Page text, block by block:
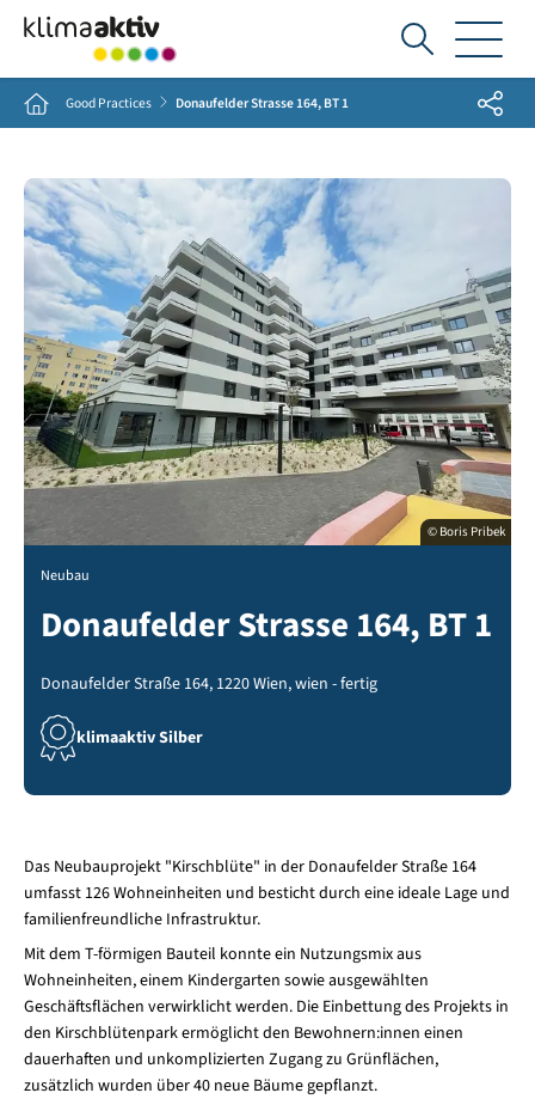
Ich
suche...
Home Good Practices Donaufelder Strasse 164, BT 1 Share
© Boris Pribek
Neubau
Donaufelder Strasse 164, BT 1
Donaufelder Straße 164, 1220 Wien, wien - fertig
klimaaktiv Silber
Das Neubauprojekt "Kirschblüte" in der Donaufelder Straße 164
umfasst 126 Wohneinheiten und besticht durch eine ideale Lage und
familienfreundliche Infrastruktur.
Mit dem T-förmigen Bauteil konnte ein Nutzungsmix aus
Wohneinheiten, einem Kindergarten sowie ausgewählten
Geschäftsflächen verwirklicht werden. Die Einbettung des Projekts in
den Kirschblütenpark ermöglicht den Bewohnern:innen einen
dauerhaften und unkomplizierten Zugang zu Grünflächen,
zusätzlich wurden über 40 neue Bäume gepflanzt.